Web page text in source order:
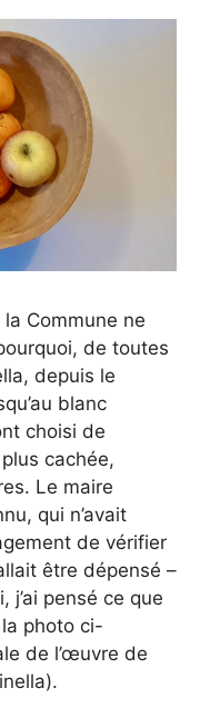
Commune ne
de toutes
depuis le
blanc
choisi de
cachée,
Le maire
qui n’avait
de vérifier
être dépensé –
j’ai pensé ce que
photo ci-
de l’œuvre de